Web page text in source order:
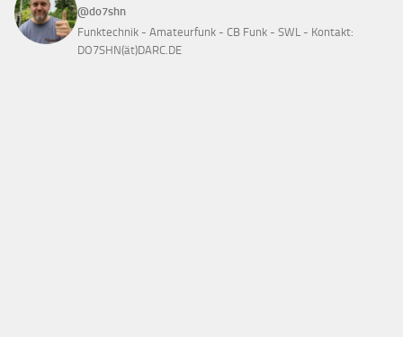
@do7shn
Funktechnik - Amateurfunk - CB Funk - SWL - Kontakt:
DO7SHN(ät)DARC.DE